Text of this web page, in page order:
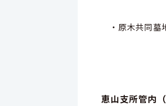
区画
・原木共同
総面
区画
恵山支所管内（